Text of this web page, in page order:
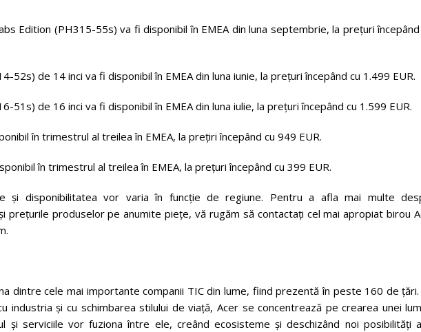
Edition (PH315-55s) va fi disponibil în EMEA din luna septembrie, la prețuri
52s) de 14 inci va fi disponibil în EMEA din luna iunie, la prețuri începând cu 1.499 EUR.
51s) de 16 inci va fi disponibil în EMEA din luna iulie, la prețuri începând cu 1.599 EUR.
în trimestrul al treilea în EMEA, la prețiri începând cu 949 EUR.
în trimestrul al treilea în EMEA, la prețuri începând cu 399 EUR.
și disponibilitatea vor varia în funcție de regiune. Pentru a afla mai multe
prețurile produselor pe anumite piețe, vă rugăm să contactați cel mai apropiat birou
dintre cele mai importante companii TIC din lume, fiind prezentă în peste 160 de
industria și cu schimbarea stilului de viață, Acer se concentrează pe crearea unei
și serviciile vor fuziona între ele, creând ecosisteme și deschizând noi posibilități